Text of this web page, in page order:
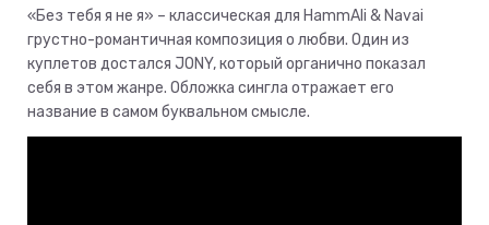
«Без тебя я не я» – классическая для HammAli & Navai
грустно-романтичная композиция о любви. Один из
куплетов достался JONY, который органично показал
себя в этом жанре. Обложка сингла отражает его
название в самом буквальном смысле.